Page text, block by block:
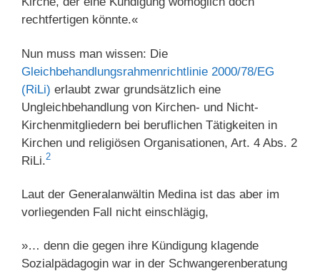
rechtfertigen könnte.«
Nun muss man wissen: Die
Gleichbehandlungsrahmenrichtlinie 2000/78/EG
(RiLi) erlaubt zwar grundsätzlich eine
Ungleichbehandlung von Kirchen- und Nicht-
Kirchenmitgliedern bei beruflichen Tätigkeiten in
Kirchen und religiösen Organisationen, Art. 4 Abs. 2
RiLi.2
Laut der Generalanwältin Medina ist das aber im
vorliegenden Fall nicht einschlägig,
»… denn die gegen ihre Kündigung klagende
Sozialpädagogin war in der Schwangerenberatung